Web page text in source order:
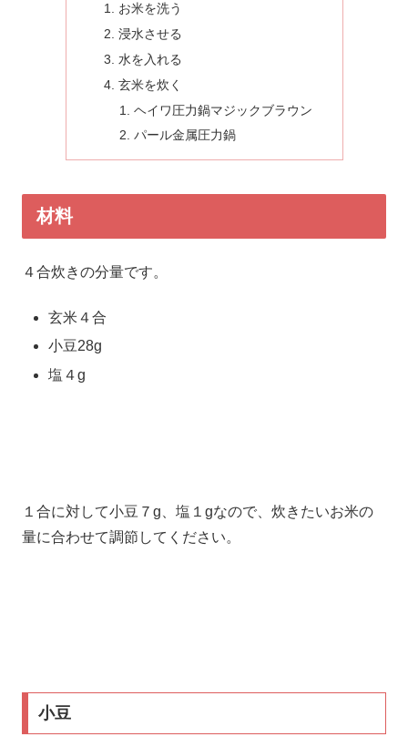
お米を洗う
浸水させる
水を入れる
玄米を炊く
ヘイワ圧力鍋マジックブラウン
パール金属圧力鍋
材料
４合炊きの分量です。
玄米４合
小豆28g
塩４g
１合に対して小豆７g、塩１gなので、炊きたいお米の
量に合わせて調節してください。
小豆